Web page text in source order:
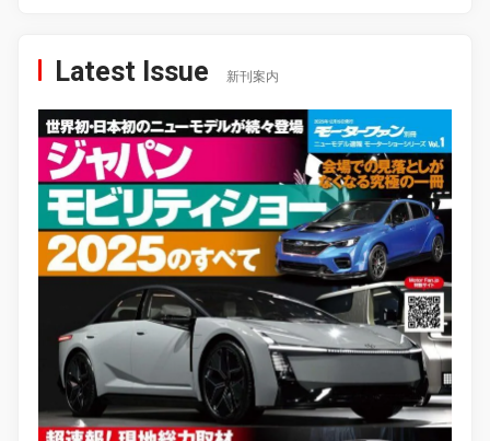
Latest Issue 新刊案内